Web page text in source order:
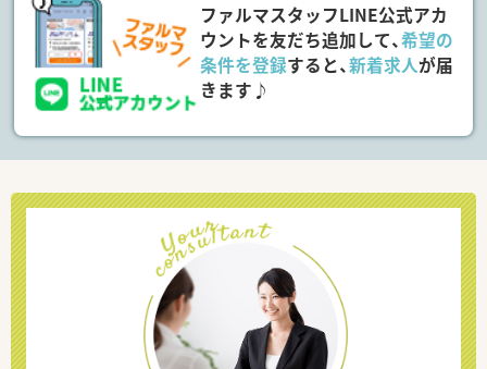
ファルマスタッフLINE公式アカ
ウントを友だち追加して、希望の
条件を登録すると、新着求人が届
きます♪